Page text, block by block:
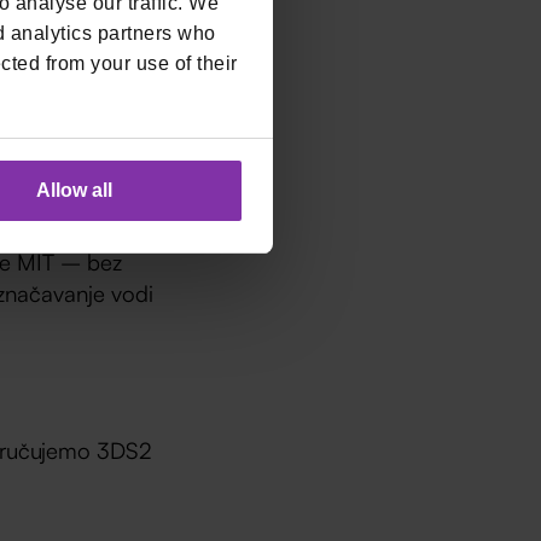
analytics partners who
from your use of their
Allow all
brže plaćanje,
.
MIT – bez
vodi
3DS2